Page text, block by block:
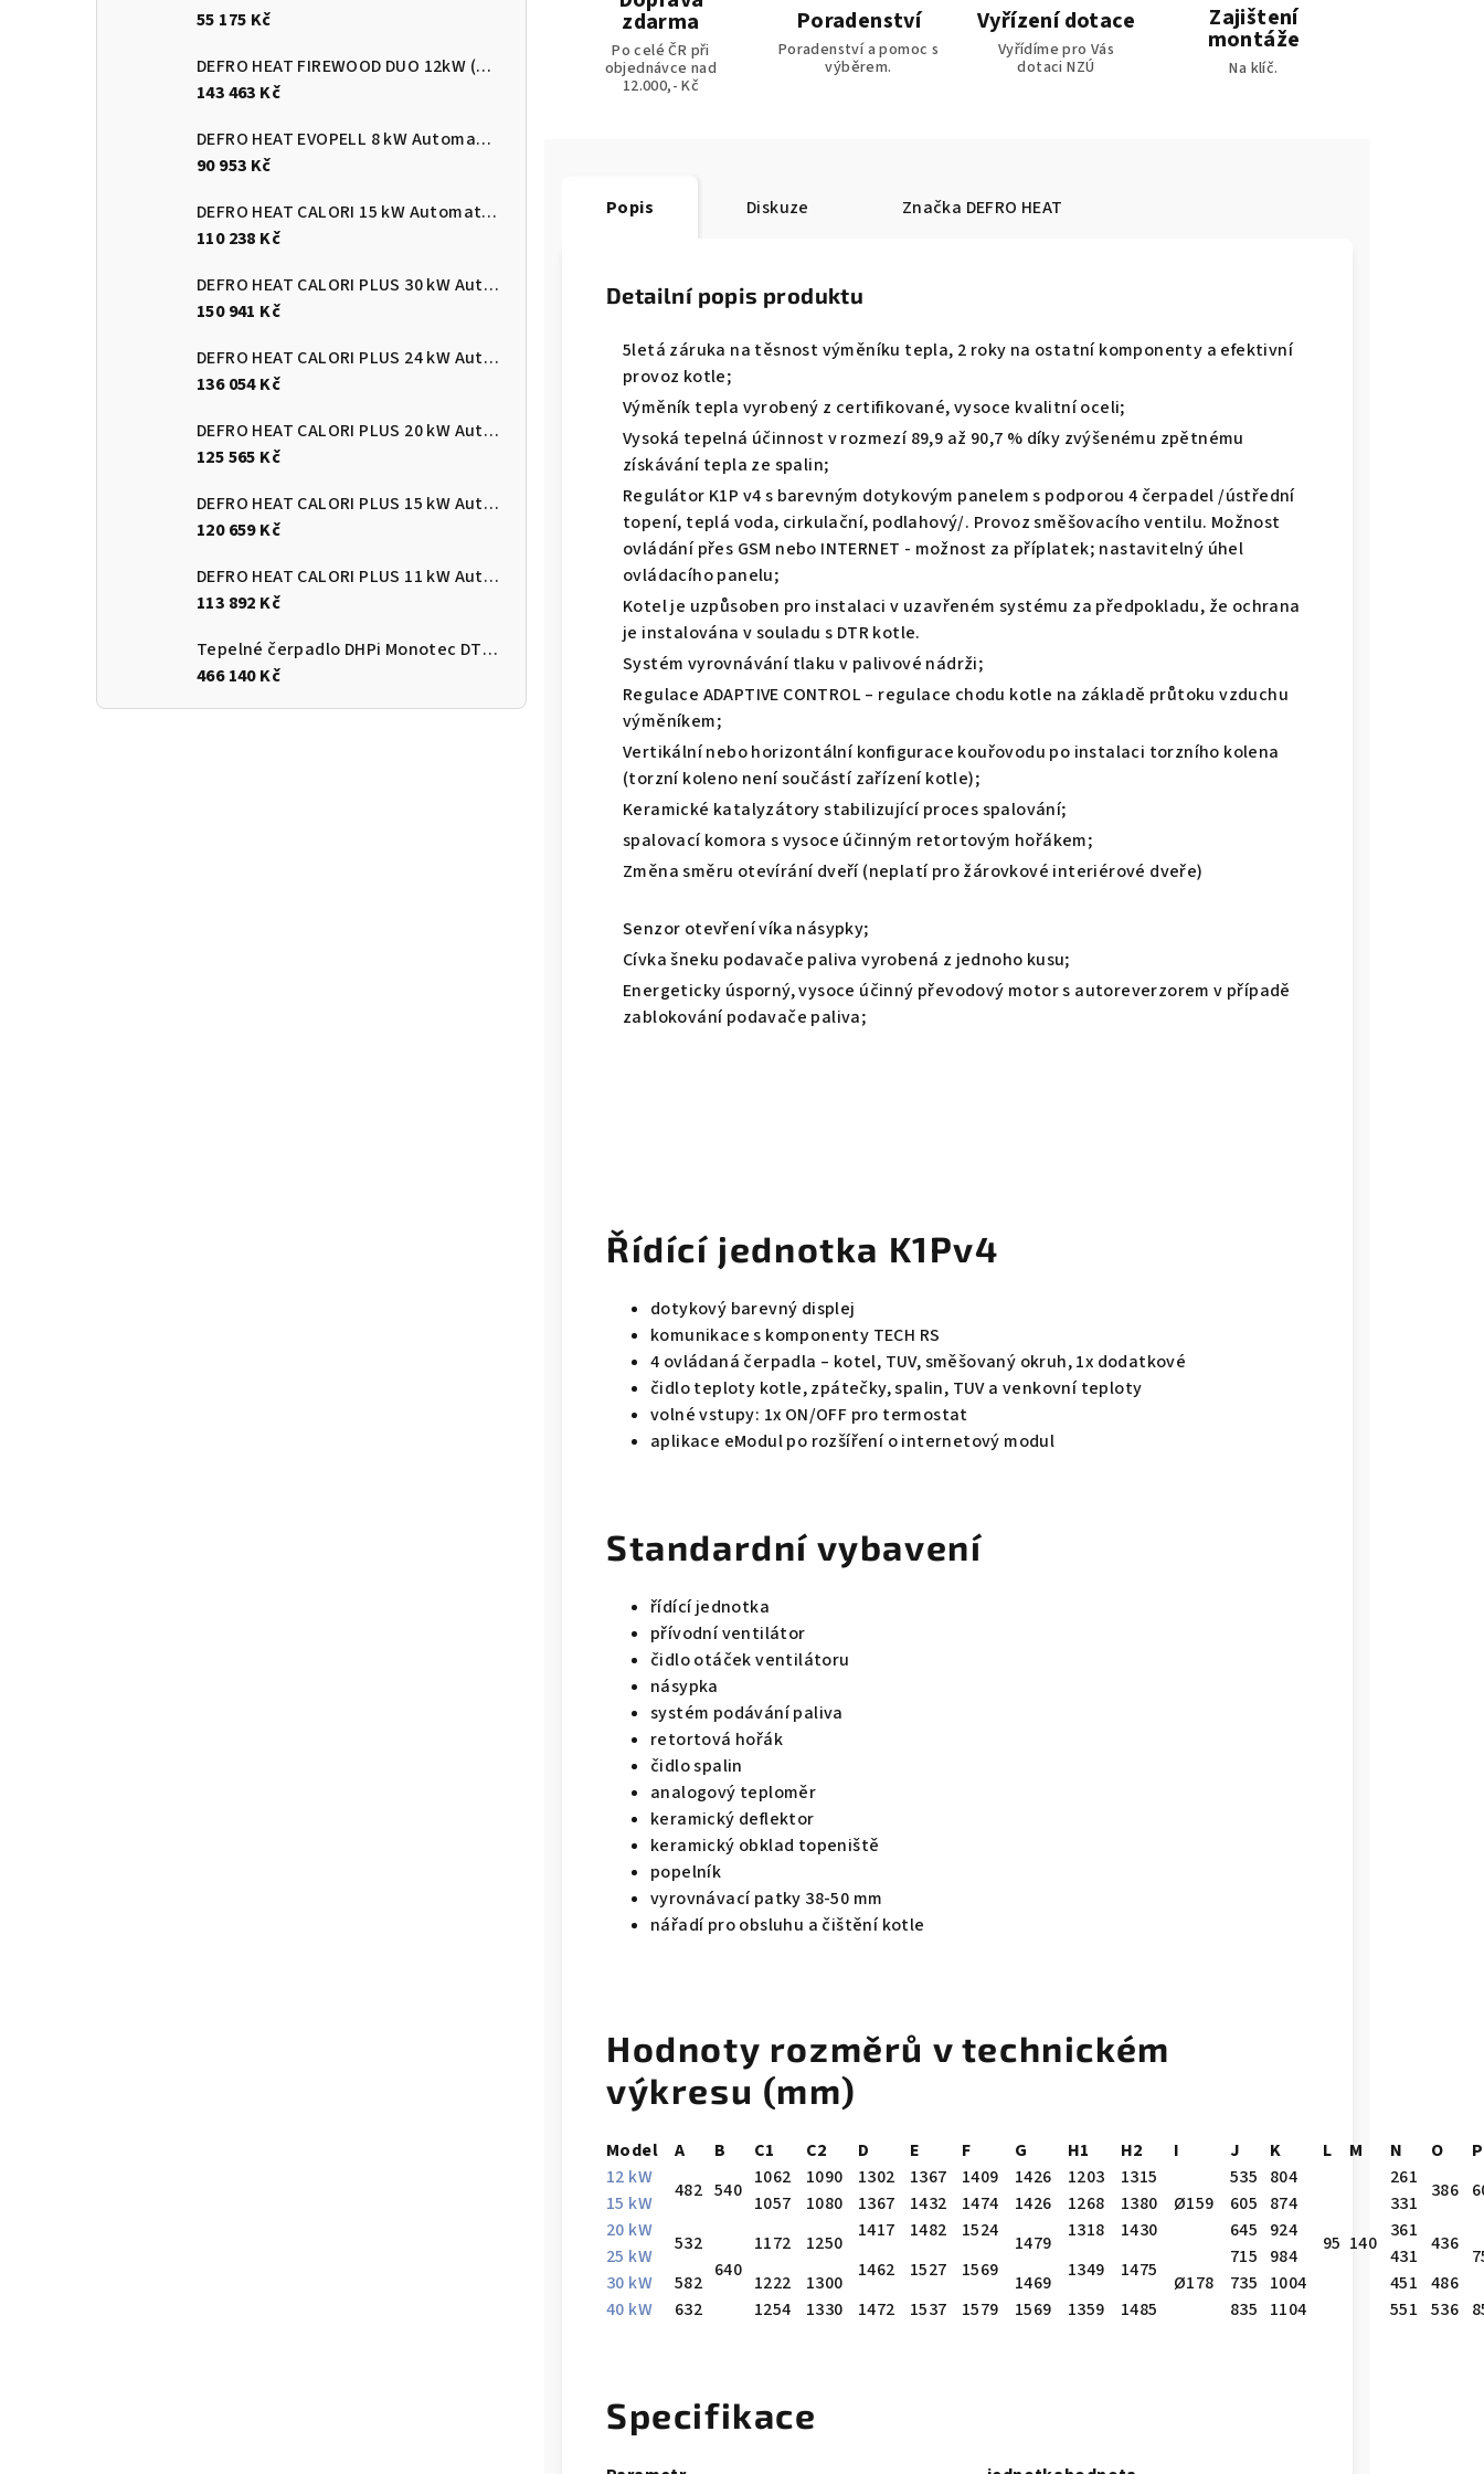
55 175 Kč
DEFRO HEAT FIREWOOD DUO 12kW (pelety/dřevo)
143 463 Kč
DEFRO HEAT EVOPELL 8 kW Automatický kotel na pelety
90 953 Kč
DEFRO HEAT CALORI 15 kW Automatický kotel na pelety
110 238 Kč
DEFRO HEAT CALORI PLUS 30 kW Automatický kotel na pelety
150 941 Kč
DEFRO HEAT CALORI PLUS 24 kW Automatický kotel na pelety
136 054 Kč
DEFRO HEAT CALORI PLUS 20 kW Automatický kotel na pelety
125 565 Kč
DEFRO HEAT CALORI PLUS 15 kW Automatický kotel na pelety
120 659 Kč
DEFRO HEAT CALORI PLUS 11 kW Automatický kotel na pelety
113 892 Kč
Tepelné čerpadlo DHPi Monotec DTi 200 12kW
466 140 Kč
zdarma
Po celé ČR při
objednávce nad
12.000,- Kč
Poradenství
Poradenství a pomoc s
výběrem.
Vyřízení dotace
Vyřídíme pro Vás
dotaci NZÚ
Zajištení
montáže
Na klíč.
Popis Diskuze Značka DEFRO HEAT
Detailní popis produktu
5letá záruka na těsnost výměníku tepla, 2 roky na ostatní komponenty a efektivní
provoz kotle;
Výměník tepla vyrobený z certifikované, vysoce kvalitní oceli;
Vysoká tepelná účinnost v rozmezí 89,9 až 90,7 % díky zvýšenému zpětnému
získávání tepla ze spalin;
Regulátor K1P v4 s barevným dotykovým panelem s podporou 4 čerpadel /ústřední
topení, teplá voda, cirkulační, podlahový/. Provoz směšovacího ventilu. Možnost
ovládání přes GSM nebo INTERNET - možnost za příplatek; nastavitelný úhel
ovládacího panelu;
Kotel je uzpůsoben pro instalaci v uzavřeném systému za předpokladu, že ochrana
je instalována v souladu s DTR kotle.
Systém vyrovnávání tlaku v palivové nádrži;
Regulace ADAPTIVE CONTROL – regulace chodu kotle na základě průtoku vzduchu
výměníkem;
Vertikální nebo horizontální konfigurace kouřovodu po instalaci torzního kolena
(torzní koleno není součástí zařízení kotle);
Keramické katalyzátory stabilizující proces spalování;
spalovací komora s vysoce účinným retortovým hořákem;
Změna směru otevírání dveří (neplatí pro žárovkové interiérové dveře)
Senzor otevření víka násypky;
Cívka šneku podavače paliva vyrobená z jednoho kusu;
Energeticky úsporný, vysoce účinný převodový motor s autoreverzorem v případě
zablokování podavače paliva;
Řídící jednotka K1Pv4
dotykový barevný displej
komunikace s komponenty TECH RS
4 ovládaná čerpadla – kotel, TUV, směšovaný okruh, 1x dodatkové
čidlo teploty kotle, zpátečky, spalin, TUV a venkovní teploty
volné vstupy: 1x ON/OFF pro termostat
aplikace eModul po rozšíření o internetový modul
Standardní vybavení
řídící jednotka
přívodní ventilátor
čidlo otáček ventilátoru
násypka
systém podávání paliva
retortová hořák
čidlo spalin
analogový teploměr
keramický deflektor
keramický obklad topeniště
popelník
vyrovnávací patky 38-50 mm
nářadí pro obsluhu a čištění kotle
Hodnoty rozměrů v technickém
výkresu (mm)
Model A B C1 C2 D E F G H1 H2 I J K L M N O
P
12 kW
482 540
1062 1090 1302 1367 1409 1426 1203
1315
Ø159
535 804
95 140
261
386
15 kW 1057 1080 1367 1432 1474 1426 1268 1380 605 874
331
20 kW
532
640
1172 1250
1417 1482 1524
1479
1318 1430 645 924 361
436
25 kW
1462 1527 1569 1349 1475
Ø178
715 984
431
30 kW
582 1222 1300 1469 735 1004 451 486
40 kW
632 1254 1330 1472 1537 1579 1569 1359 1485 835 1104 551 536
Specifikace